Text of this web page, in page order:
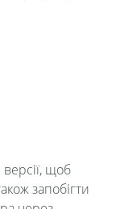
щоб
запобігти